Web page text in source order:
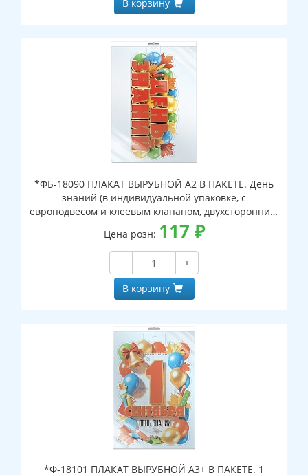
В корзину
*ФБ-18090 ПЛАКАТ ВЫРУБНОЙ А2 В ПАКЕТЕ. День
знаний (в индивидуальной упаковке, с
европодвесом и клеевым клапаном, двухсторонний,
ВД-лак)
Цена розн: 117 ₽
−
+
В корзину
*Ф-18101 ПЛАКАТ ВЫРУБНОЙ А3+ В ПАКЕТЕ. 1